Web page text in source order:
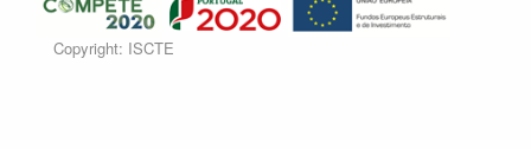
Copyright: ISCTE